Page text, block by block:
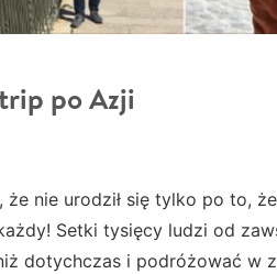
po Azji
nie urodził się tylko po to,
Setki tysięcy ludzi od
dotychczas i podróżować w